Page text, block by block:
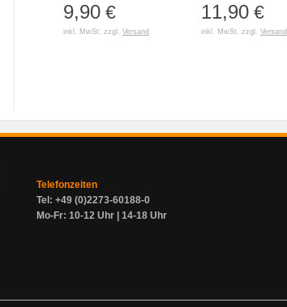
9,90 €
inkl. MwSt. zzgl. Versand
11,90 €
inkl. MwSt. zzgl. Versand
Telefonzeiten
Tel: +49 (0)2273-60188-0
Mo-Fr: 10-12 Uhr | 14-18 Uhr